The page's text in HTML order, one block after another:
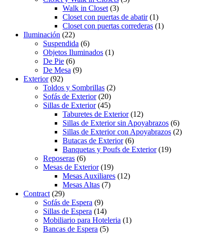
Walk in Closet (3)
Closet con puertas de abatir(1)
Closet con puertas correderas (1)
Iluminación (22)
Suspendida (6)
Objetos Iluminados (1)
De Pie (6)
De Mesa (9)
Exterior(92)
Toldos y Sombrillas (2)
Sofás de Exterior(20)
Sillas de Exterior(45)
Taburetes de Exterior(12)
Sillas de Exterior sin Apoyabrazos (6)
Sillas de Exterior con Apoyabrazos (2)
Butacas de Exterior(6)
Banquetas y Poufs de Exterior(19)
Reposeras (6)
Mesas de Exterior(19)
Mesas Auxiliares (12)
Mesas Altas (7)
Contract (29)
Sofás de Espera (9)
Sillas de Espera (14)
Mobiliario para Hoteleria (1)
Bancas de Espera (5)